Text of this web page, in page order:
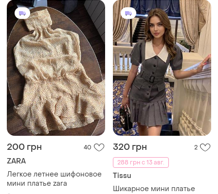
200 грн 40
ZARA
Легкое летнее шифоновое
мини платье zara
320 грн
2
288 грн с 13 авг.
Tissu
Шикарное мини платье
рукавами, белым
воротником и
плиссированным низом в
стиле преппи
S